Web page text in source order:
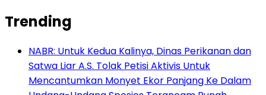
Trending
NABR: Untuk Kedua Kalinya, Dinas Perikanan dan
Satwa Liar A.S. Tolak Petisi Aktivis Untuk
Mencantumkan Monyet Ekor Panjang Ke Dalam